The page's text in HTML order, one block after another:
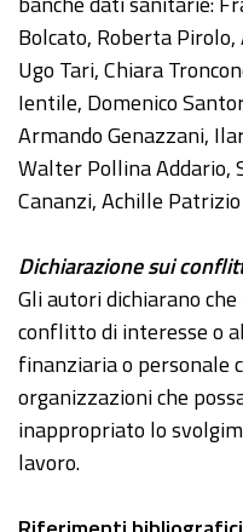
Bolcato, Roberta
Ugo Tari, Chiara
Ientile, Domenico
Armando Genazzani,
Walter Pollina Addario,
Cananzi, Achille
Dichiarazione sui
Gli autori dichiarano
conflitto di interesse o
finanziaria o personale
organizzazioni che
inappropriato lo
lavoro.